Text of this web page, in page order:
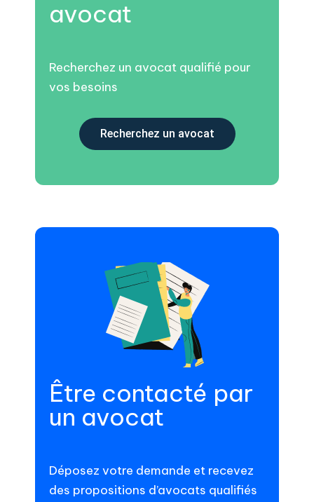
avocat
Recherchez un avocat qualifié pour
vos besoins
Recherchez un avocat
Être contacté par
un avocat
Déposez votre demande et recevez
des propositions d’avocats qualifiés